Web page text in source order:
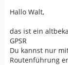
Hallo Walt,
das ist ein
GPSR
Du kannst nur
Routenführung